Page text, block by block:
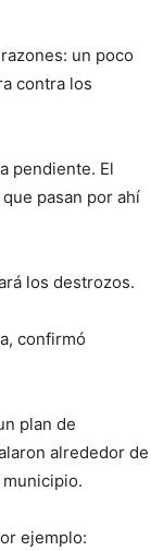
un poco
contra los
pendiente. El
pasan por ahí
los destrozos.
confirmó
plan de
alrededor de
ejemplo: